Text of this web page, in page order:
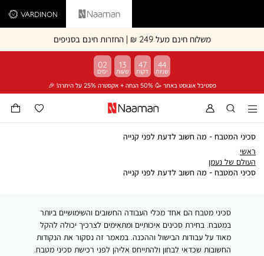
Vardinon Naaman
משלוח חינם מעל 249 ₪ | החזרות חינם בסניפים
פסטיבל אוגוסט באתר 🥳 50% הנחה + אקסטרה 25% על היתרה! 🎉
02 13 47 44
סכיני המטבח - מה חשוב לדעת לפני קנייה
ראשי
העולם של נעמן
של
סכיני המטבח - מה חשוב לדעת לפני קנייהסכיני
חשוב
לדעת
לפני
קנייה
סכיני מטבח הם אחד מכלי העבודה החשובים והשימושיים ביותר
במטבח. בחירת סכינים איכותיים ומתאימים לצרכיך יכולה להקל
מאוד על עבודות הבישול וההכנה. במאמר זה נסקור את הנקודות
החשובות שכדאי לבחון ולהתייחס אליהן לפני רכישת סכיני מטבח.